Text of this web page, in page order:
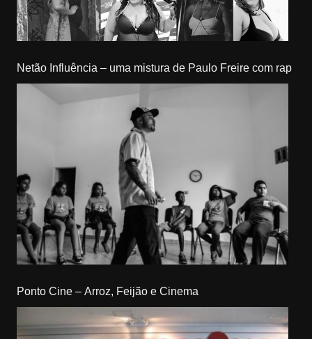
Netão Influência – uma mistura de Paulo Freire com rap
Ponto Cine – Arroz, Feijão e Cinema